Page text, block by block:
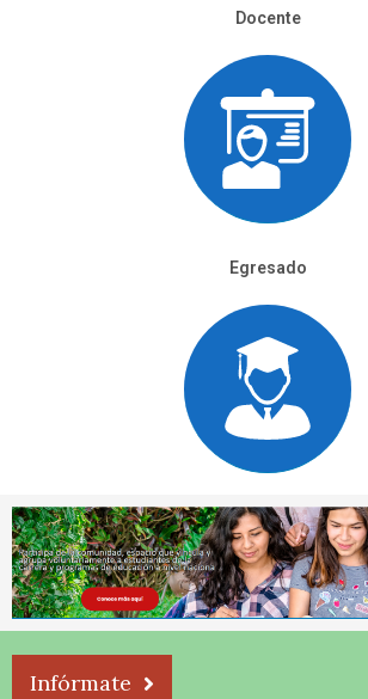
Docente
Egresado
Infórmate